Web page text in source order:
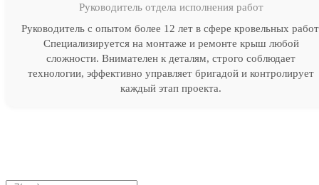
Руководитель отдела исполнения работ
Руководитель с опытом более 12 лет в сфере кровельных
Специализируется на монтаже и ремонте крыш любой
сложности. Внимателен к деталям, строго соблюдает
технологии, эффективно управляет бригадой и контролирует
каждый этап проекта.